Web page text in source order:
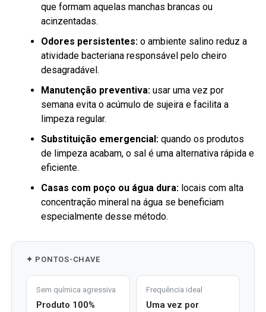
que formam aquelas manchas brancas ou
acinzentadas.
Odores persistentes:o ambiente salino reduz a
atividade bacteriana responsável pelo cheiro
desagradável.
Manutenção preventiva:usar uma vez por
semana evita o acúmulo de sujeira e facilita a
limpeza regular.
Substituição emergencial:quando os produtos
de limpeza acabam, o sal é uma alternativa rápida e
eficiente.
Casas com poço ou água dura:locais com alta
concentração mineral na água se beneficiam
especialmente desse método.
✦ PONTOS-CHAVE
Sem química agressiva
Produto 100%
Frequência ideal
Uma vez por